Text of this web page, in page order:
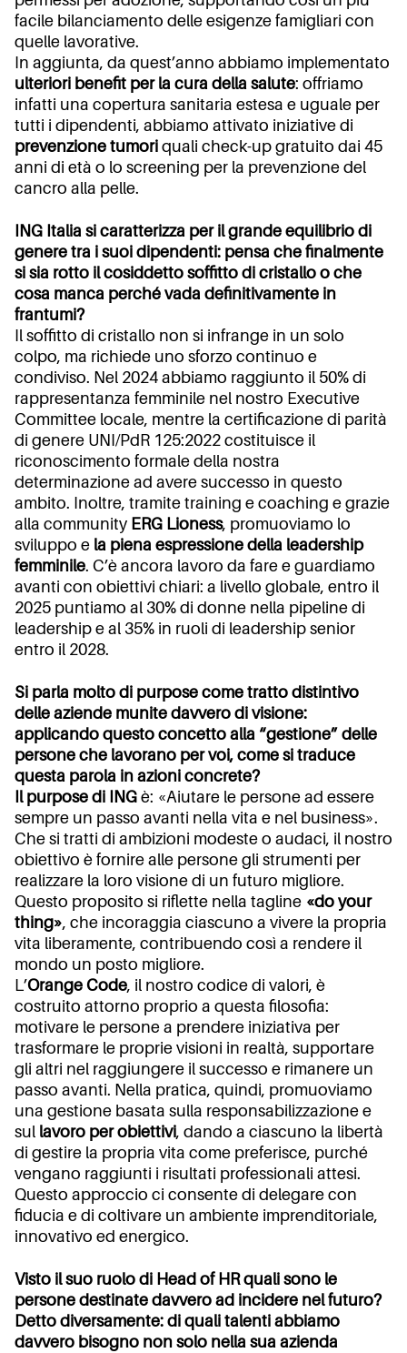
facile bilanciamento delle esigenze famigliari con
quelle lavorative.
In aggiunta, da quest’anno abbiamo implementato
ulteriori benefit per la cura della salute: offriamo
infatti una copertura sanitaria estesa e uguale per
tutti i dipendenti, abbiamo attivato iniziative di
prevenzione tumori quali check-up gratuito dai 45
anni di età o lo screening per la prevenzione del
cancro alla pelle.
ING Italia si caratterizza per il grande equilibrio di
genere tra i suoi dipendenti: pensa che finalmente
si sia rotto il cosiddetto soffitto di cristallo o che
cosa manca perché vada definitivamente in
frantumi?
Il soffitto di cristallo non si infrange in un solo
colpo, ma richiede uno sforzo continuo e
condiviso. Nel 2024 abbiamo raggiunto il 50% di
rappresentanza femminile nel nostro Executive
Committee locale, mentre la certificazione di parità
di genere UNI/PdR 125:2022 costituisce il
riconoscimento formale della nostra
determinazione ad avere successo in questo
ambito. Inoltre, tramite training e coaching e grazie
alla community ERG Lioness, promuoviamo lo
sviluppo e la piena espressione della leadership
femminile. C’è ancora lavoro da fare e guardiamo
avanti con obiettivi chiari: a livello globale, entro il
2025 puntiamo al 30% di donne nella pipeline di
leadership e al 35% in ruoli di leadership senior
entro il 2028.
Si parla molto di purpose come tratto distintivo
delle aziende munite davvero di visione:
applicando questo concetto alla “gestione” delle
persone che lavorano per voi, come si traduce
questa parola in azioni concrete?
Il purpose di ING è: «Aiutare le persone ad essere
sempre un passo avanti nella vita e nel business».
Che si tratti di ambizioni modeste o audaci, il nostro
obiettivo è fornire alle persone gli strumenti per
realizzare la loro visione di un futuro migliore.
Questo proposito si riflette nella tagline «do your
thing», che incoraggia ciascuno a vivere la propria
vita liberamente, contribuendo così a rendere il
mondo un posto migliore.
L’Orange Code, il nostro codice di valori, è
costruito attorno proprio a questa filosofia:
motivare le persone a prendere iniziativa per
trasformare le proprie visioni in realtà, supportare
gli altri nel raggiungere il successo e rimanere un
passo avanti. Nella pratica, quindi, promuoviamo
una gestione basata sulla responsabilizzazione e
sul lavoro per obiettivi, dando a ciascuno la libertà
di gestire la propria vita come preferisce, purché
vengano raggiunti i risultati professionali attesi.
Questo approccio ci consente di delegare con
fiducia e di coltivare un ambiente imprenditoriale,
innovativo ed energico.
Visto il suo ruolo di Head of HR quali sono le
persone destinate davvero ad incidere nel futuro?
Detto diversamente: di quali talenti abbiamo
davvero bisogno non solo nella sua azienda